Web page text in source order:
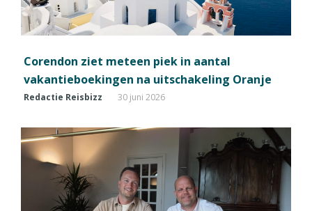
Corendon ziet meteen piek in aantal
vakantieboekingen na uitschakeling Oranje
Redactie Reisbizz 30 juni 2026